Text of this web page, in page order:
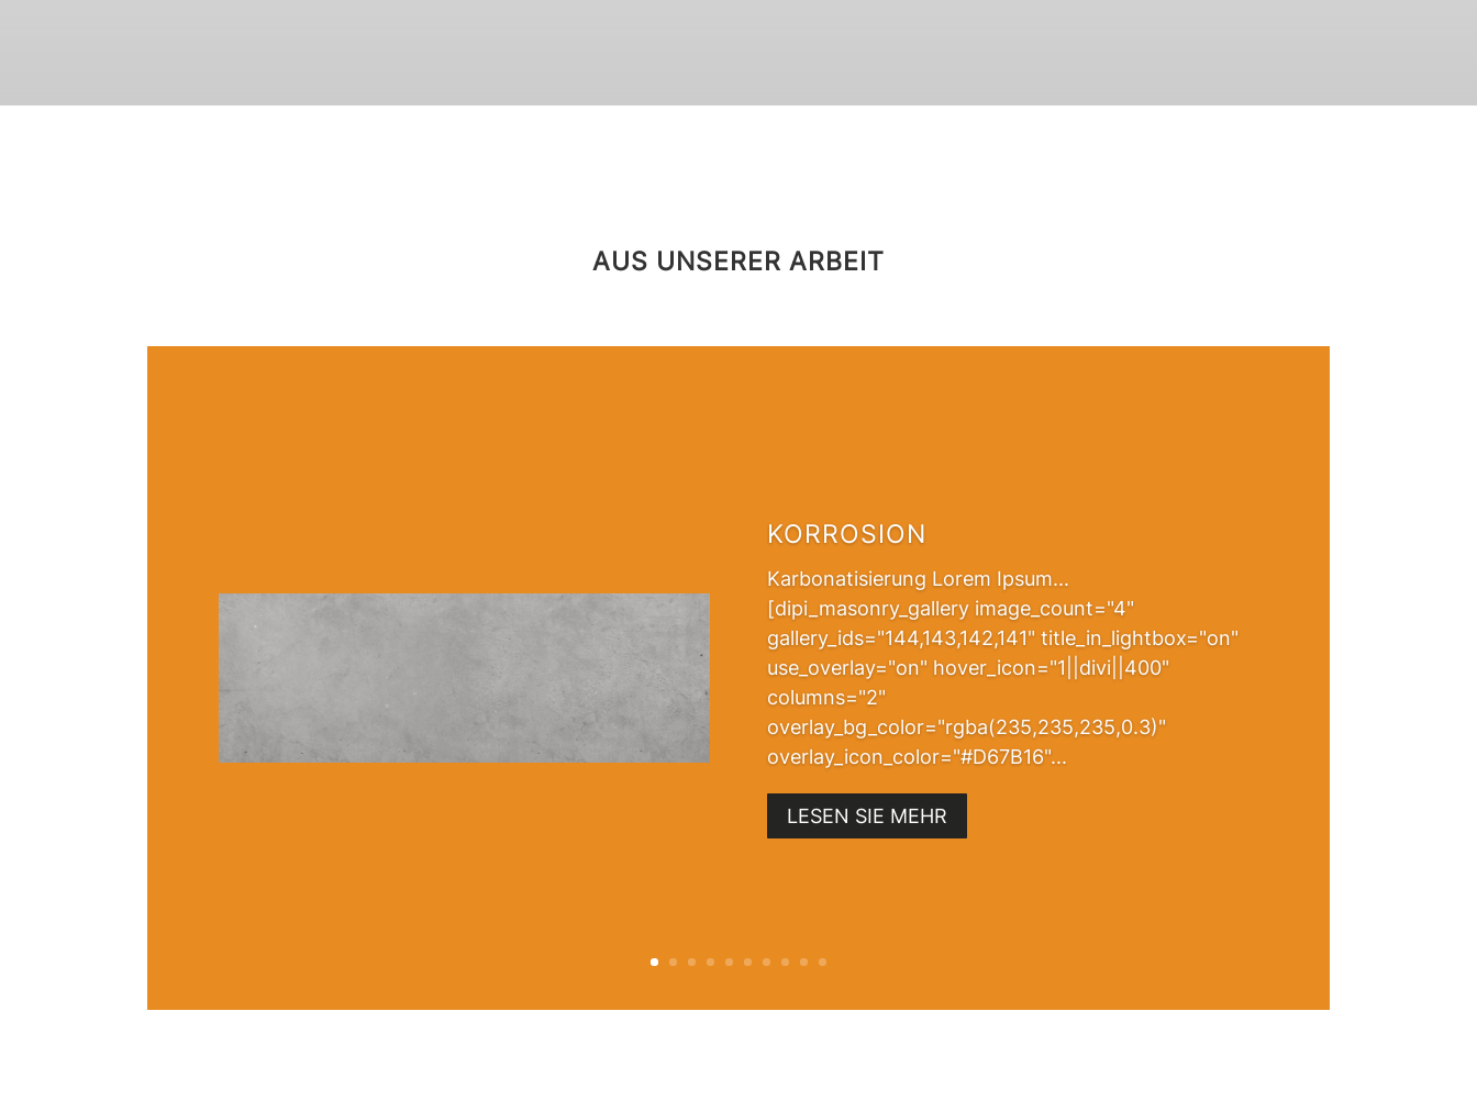
AUS UNSERER ARBEIT
KORROSION
Karbonatisierung Lorem Ipsum...
[dipi_masonry_gallery image_count="4"
gallery_ids="144,143,142,141" title_in_lightbox="on"
use_overlay="on" hover_icon="1||divi||400"
columns="2"
overlay_bg_color="rgba(235,235,235,0.3)"
overlay_icon_color="#D67B16"...
LESEN SIE MEHR